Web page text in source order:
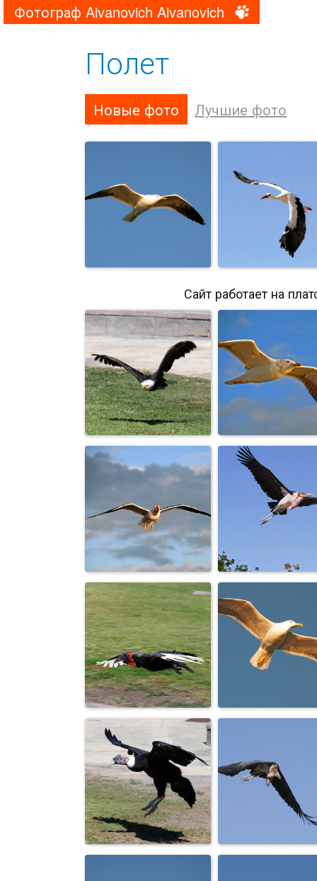
Фотограф Aivanovich Aivanovich
Полет
Новые фото Лучшие фото
Гордо реет...
Аист - символ
мира и добра,
принос...
Сайт работает на
Вижу цель,
атакую.
птица
Крик чаек над
равниной моря...
Смотрю...
что пообе...
Захожу на
посадку.
Дозором
облетает
владенья